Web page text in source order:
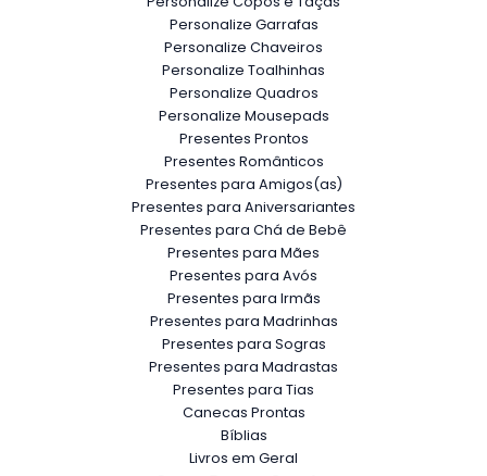
Personalize Garrafas
Personalize Chaveiros
Personalize Toalhinhas
Personalize Quadros
Personalize Mousepads
Presentes Prontos
Presentes Românticos
Presentes para Amigos(as)
Presentes para Aniversariantes
Presentes para Chá de Bebê
Presentes para Mães
Presentes para Avós
Presentes para Irmãs
Presentes para Madrinhas
Presentes para Sogras
Presentes para Madrastas
Presentes para Tias
Canecas Prontas
Bíblias
Livros em Geral